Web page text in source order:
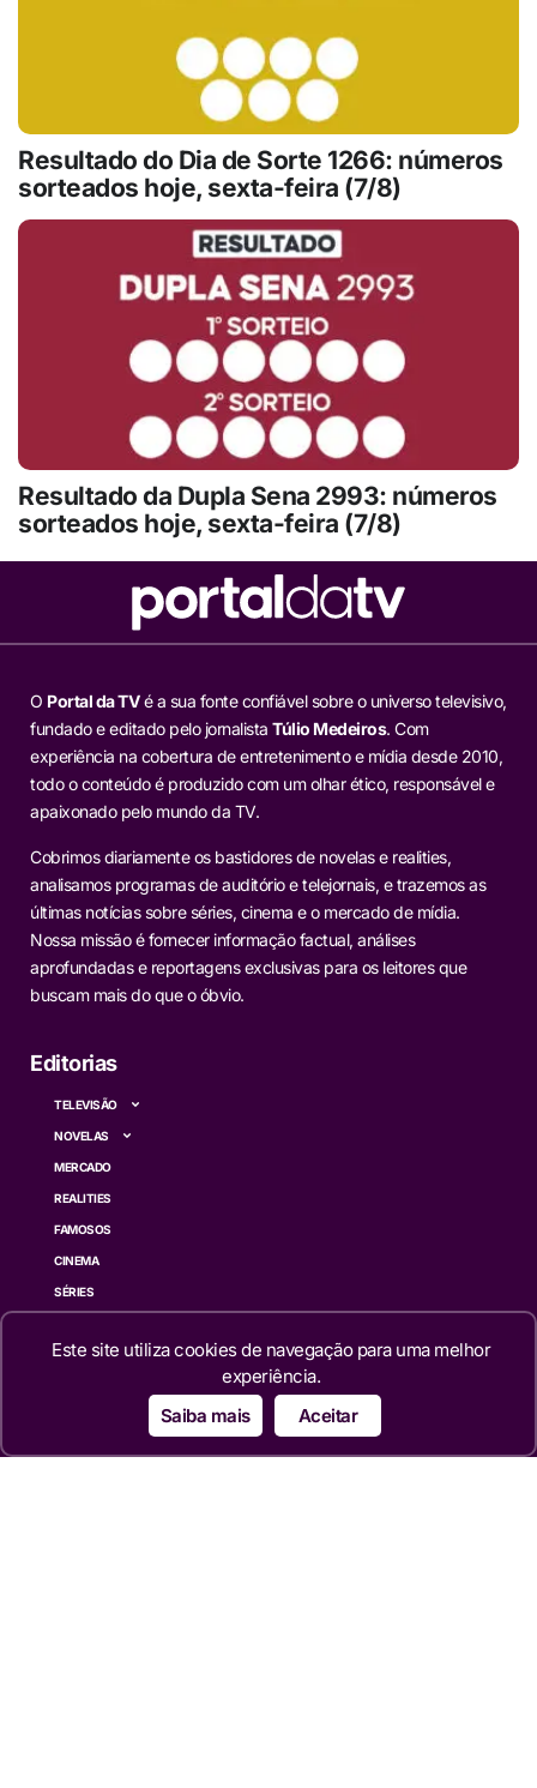
Resultado do Dia de Sorte 1266: números
sorteados hoje, sexta-feira (7/8)
Resultado da Dupla Sena 2993: números
sorteados hoje, sexta-feira (7/8)
O Portal da TVé a sua fonte confiável sobre o universo televisivo,
fundado e editado pelo jornalista Túlio Medeiros. Com
experiência na cobertura de entretenimento e mídia desde 2010,
todo o conteúdo é produzido com um olhar ético, responsável e
apaixonado pelo mundo da TV.
Cobrimos diariamente os bastidores de novelas e realities,
analisamos programas de auditório e telejornais, e trazemos as
últimas notícias sobre séries, cinema e o mercado de mídia.
Nossa missão é fornecer informação factual, análises
aprofundadas e reportagens exclusivas para os leitores que
buscam mais do que o óbvio.
Editorias
TELEVISÃO
NOVELAS
MERCADO
REALITIES
FAMOSOS
CINEMA
SÉRIES
ESPORTE NA TV
Institucional
Este site utiliza cookies de navegação para uma melhor
experiência.
Saiba mais
Aceitar